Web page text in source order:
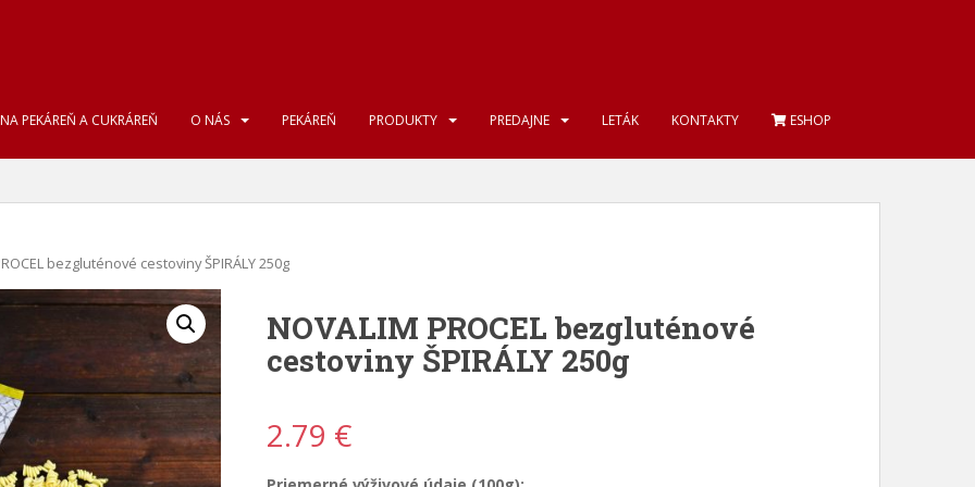
PEKÁREŇ A CUKRÁREŇ O NÁS PEKÁREŇ PRODUKTY PREDAJNE LETÁK KONTAKTY ESHOP
bezgluténové cestoviny ŠPIRÁLY 250g
NOVALIM PROCEL bezgluténové
cestoviny ŠPIRÁLY 250g
2.79 €